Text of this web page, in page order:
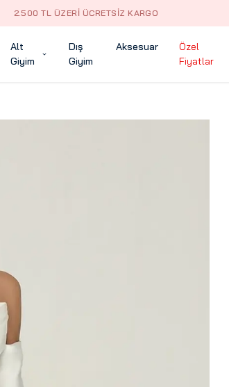
2.500 TL ÜZERI ÜCRETSIZ KARGO
Alt
Giyim
Dış
Giyim
Aksesuar
Özel
Fiyatlar